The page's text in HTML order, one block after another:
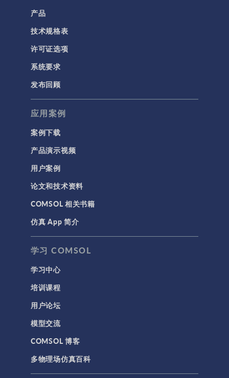
产品
技术规格表
许可证选项
系统要求
发布回顾
应用案例
案例下载
产品演示视频
用户案例
论文和技术资料
COMSOL 相关书籍
仿真 App 简介
学习 COMSOL
学习中心
培训课程
用户论坛
模型交流
COMSOL 博客
多物理场仿真百科